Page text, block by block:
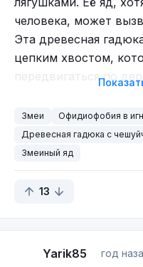
человека, может
Эта древесная
цепким хвостом,
передвигаться по
Змеи Офидиофобия в
Древесная гадюка с
Змеиный яд
13
Yarik85 год